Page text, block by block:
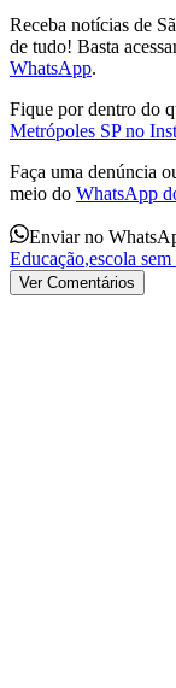
Receba notícias de
de tudo! Basta
WhatsApp.
Fique por dentro do
Metrópoles SP no
Faça uma denúncia
meio do WhatsApp
Enviar no
Educação,escola
Ver Comentários